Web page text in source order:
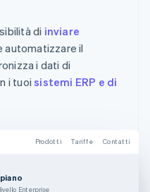
di inviare
automatizzare il
i dati di
i tuoisistemi ERP e di
Prodotti Tariffe Contatti
Enterprise